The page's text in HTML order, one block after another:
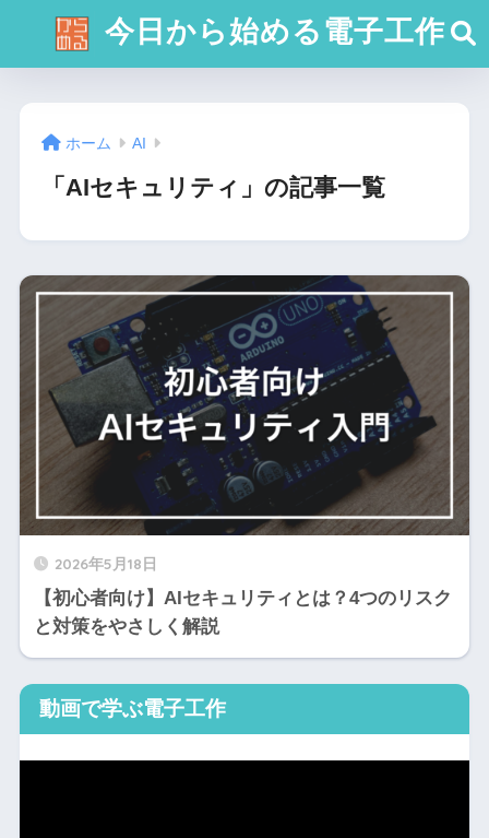
今日から始める電子工作
ホーム AI
「AIセキュリティ」の記事一覧
2026年5月18日
【初心者向け】AIセキュリティとは？4つのリスク
と対策をやさしく解説
動画で学ぶ電子工作